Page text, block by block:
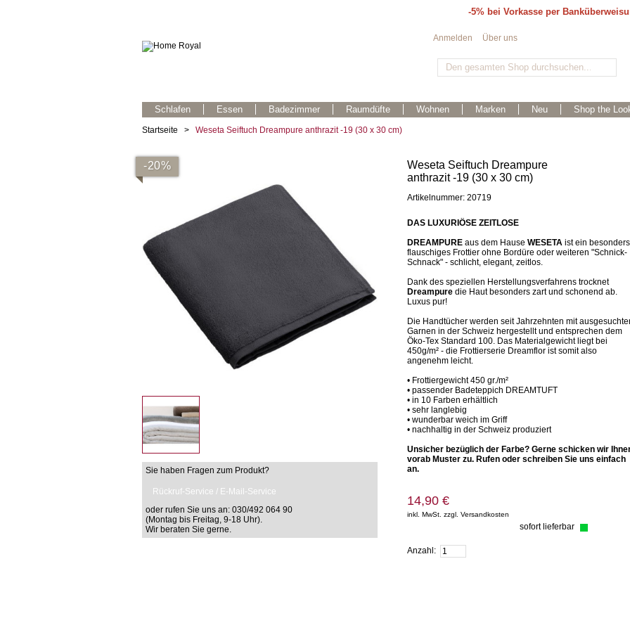
-5% bei Vorkasse per
Schlafen Essen Badezimmer Raumdüfte Wohnen Marken Neu Shop the
Anmelden Über uns
Startseite > Weseta Seiftuch Dreampure anthrazit -19 (30 x 30 cm)
-20%
Sie haben Fragen zum Produkt?
Rückruf-Service / E-Mail-Service
oder rufen Sie uns an: 030/492 064 90
(Montag bis Freitag, 9-18 Uhr).
Wir beraten Sie gerne.
Weseta Seiftuch Dreampure
anthrazit -19 (30 x 30 cm)
Artikelnummer: 20719
DAS LUXURIÖSE ZEITLOSE
DREAMPURE aus dem Hause WESETA ist ein besonders
flauschiges Frottier ohne Bordüre oder weiteren "Schnick-
Schnack" - schlicht, elegant, zeitlos.
Dank des speziellen Herstellungsverfahrens trocknet
Dreampure die Haut besonders zart und schonend ab.
Luxus pur!
Die Handtücher werden seit Jahrzehnten mit
Garnen in der Schweiz hergestellt und entsprechen dem
Öko-Tex Standard 100. Das Materialgewicht liegt bei
450g/m² - die Frottierserie Dreamflor ist somit also
angenehm leicht.
• Frottiergewicht 450 gr./m²
• passender Badeteppich DREAMTUFT
• in 10 Farben erhältlich
• sehr langlebig
• wunderbar weich im Griff
• nachhaltig in der Schweiz produziert
Unsicher bezüglich der Farbe? Gerne schicken wir
vorab Muster zu. Rufen oder schreiben Sie uns einfach
an.
14,90 €
inkl. MwSt. zzgl. Versandkosten
sofort lieferbar
Anzahl: